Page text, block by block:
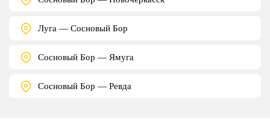
Луга — Сосновый Бор
Сосновый Бор — Ямуга
Сосновый Бор — Ревда